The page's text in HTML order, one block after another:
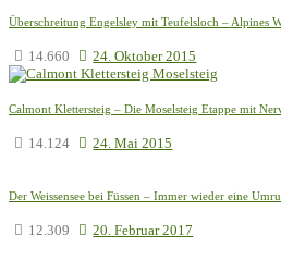
Überschreitung Engelsley mit Teufelsloch – Alpines
14.660 24. Oktober 2015
Calmont Klettersteig – Die Moselsteig Etappe mit
14.124 24. Mai 2015
Der Weissensee bei Füssen – Immer wieder eine
12.309 20. Februar 2017